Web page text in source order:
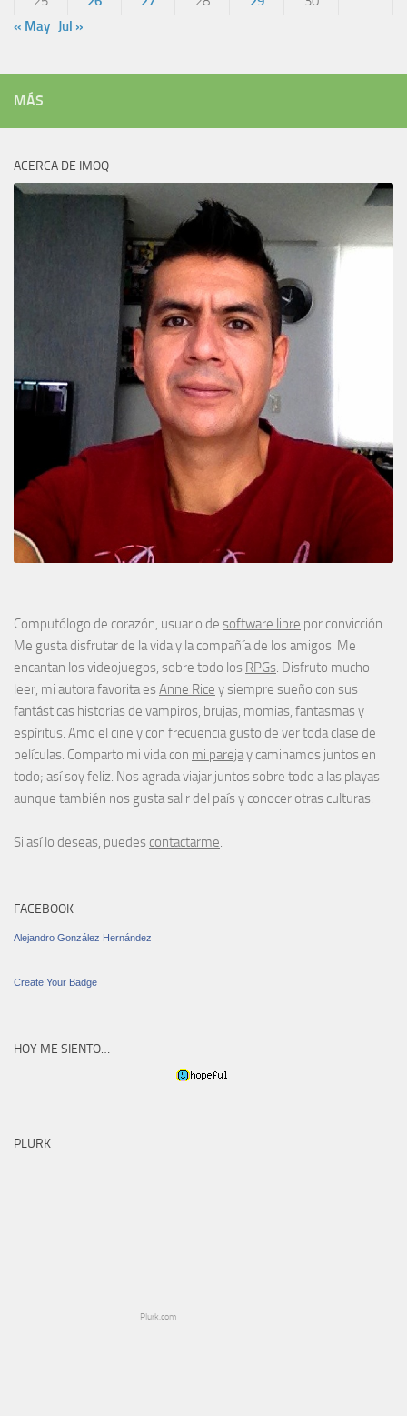
« May Jul »
MÁS
ACERCA DE IMOQ
Computólogo de corazón, usuario de software libre por convicción.
Me gusta disfrutar de la vida y la compañía de los amigos. Me
encantan los videojuegos, sobre todo los RPGs. Disfruto mucho
leer, mi autora favorita esAnne Rice y siempre sueño con sus
fantásticas historias de vampiros, brujas, momias, fantasmas y
espíritus. Amo el cine y con frecuencia gusto de ver toda clase de
películas. Comparto mi vida con mi parejay caminamos juntos en
todo; así soy feliz. Nos agrada viajar juntos sobre todo a las playas
aunque también nos gusta salir del país y conocer otras culturas.
Si así lo deseas, puedes contactarme.
FACEBOOK
Alejandro González Hernández
Create Your Badge
HOY ME SIENTO…
PLURK
Plurk.com